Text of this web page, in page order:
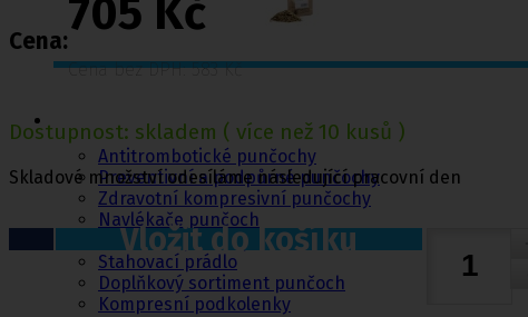
Antitrombotické punčochy
Preventivní a podpůrné punčochy
Zdravotní kompresivní punčochy
Navlékače punčoch
Zdravotní ponožky
Stahovací prádlo
Doplňkový sortiment punčoch
Kompresní podkolenky
Cena:
705 Kč
Cena bez DPH: 583 Kč
Dostupnost: skladem ( více než 10 kusů )
Skladové množství odesíláme následující pracovní den
Vložit do košíku